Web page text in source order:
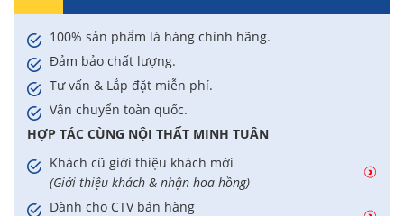
100% sản phẩm là hàng chính hãng.
Đảm bảo chất lượng.
Tư vấn & Lắp đặt miễn phí.
Vận chuyển toàn quốc.
HỢP TÁC CÙNG NỘI THẤT MINH TUÂN
Khách cũ giới thiệu khách mới
(Giới thiệu khách & nhận hoa hồng)
Dành cho CTV bán hàng